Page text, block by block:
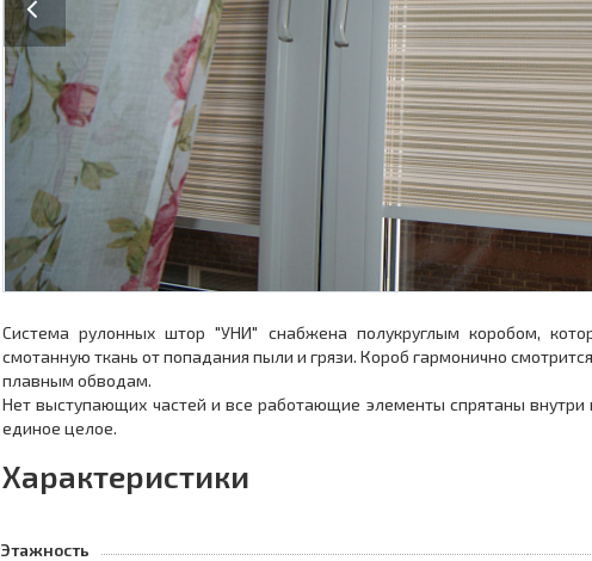
Система рулонных штор "УНИ" снабжена полукруглым коробом,
смотанную ткань от попадания пыли и грязи. Короб гармонично
плавным обводам.
Нет выступающих частей и все работающие элементы спрятаны внутри
единое целое.
Характеристики
Этажность